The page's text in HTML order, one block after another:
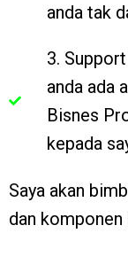
anda tak
3.
anda ada
Bisnes
kepada
Saya akan
dan